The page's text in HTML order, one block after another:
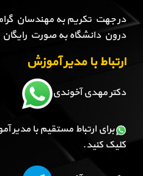
در جهت تکریم به مهندسان
درون دانشگاه به صورت رایگان
ارتباط با مدیر آموزش
دکتر مهدی آخوندی
برای ارتباط مستقیم با
کلیک کنید.